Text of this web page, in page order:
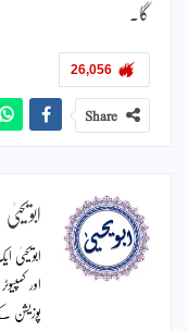
گا۔
26,056
Share
ابویحییٰ
ابویحییٰ
اور
پوزیشن